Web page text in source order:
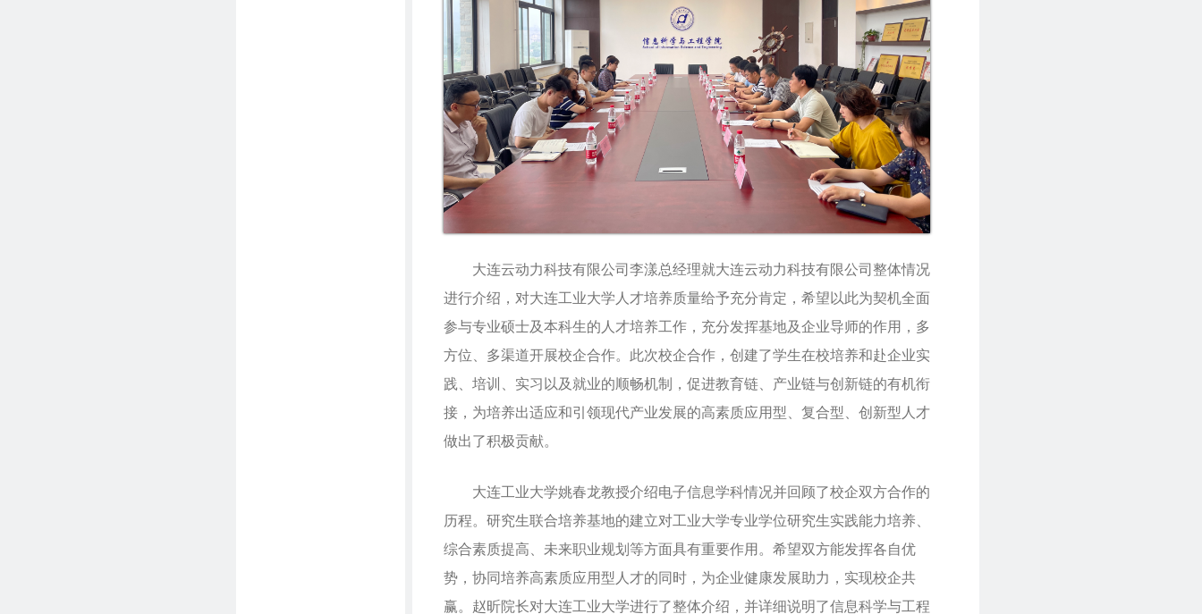
大连云动力科技有限公司李漾总经理就大连云动力科技有限公司整体情况
进行介绍，对大连工业大学人才培养质量给予充分肯定，希望以此为契机全面
参与专业硕士及本科生的人才培养工作，充分发挥基地及企业导师的作用，多
方位、多渠道开展校企合作。此次校企合作，创建了学生在校培养和赴企业实
践、培训、实习以及就业的顺畅机制，促进教育链、产业链与创新链的有机衔
接，为培养出适应和引领现代产业发展的高素质应用型、复合型、创新型人才
做出了积极贡献。
大连工业大学姚春龙教授介绍电子信息学科情况并回顾了校企双方合作的
历程。研究生联合培养基地的建立对工业大学专业学位研究生实践能力培养、
综合素质提高、未来职业规划等方面具有重要作用。希望双方能发挥各自优
势，协同培养高素质应用型人才的同时，为企业健康发展助力，实现校企共
赢。赵昕院长对大连工业大学进行了整体介绍，并详细说明了信息科学与工程